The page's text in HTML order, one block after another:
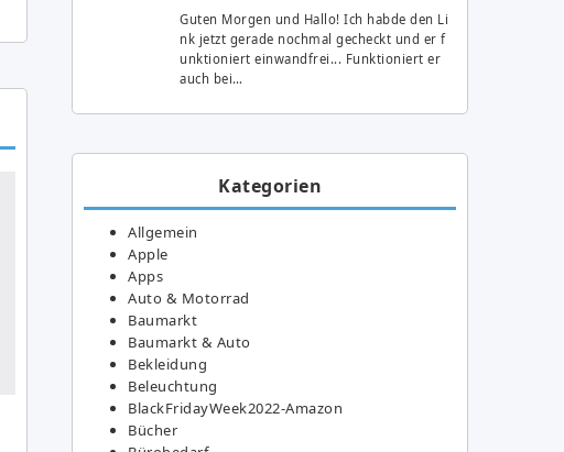
Guten Morgen und Hallo! Ich habde den Li
nk jetzt gerade nochmal gecheckt und er f
unktioniert einwandfrei... Funktioniert er
auch bei…
Kategorien
Allgemein
Apple
Apps
Auto & Motorrad
Baumarkt
Baumarkt & Auto
Bekleidung
Beleuchtung
BlackFridayWeek2022-Amazon
Bücher